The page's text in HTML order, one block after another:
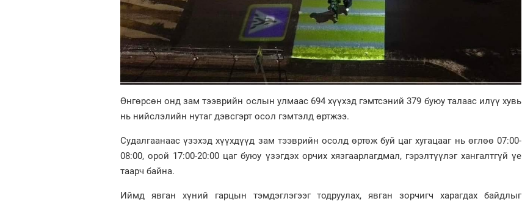
Өнгөрсөн онд зам тээврийн ослын улмаас 694 хүүхэд гэмтсэний 379 буюу талаас илүү хувь
нь нийслэлийн нутаг дэвсгэрт осол гэмтэлд өртжээ.
Судалгаанаас үзэхэд хүүхдүүд зам тээврийн осолд өртөж буй цаг хугацааг нь өглөө 07:00-
08:00, орой 17:00-20:00 цаг буюу үзэгдэх орчих хязгаарлагдмал, гэрэлтүүлэг хангалтгүй үе
таарч байна.
Иймд явган хүний гарцын тэмдэглэгээг тодруулах, явган зорчигч харагдах байдлыг